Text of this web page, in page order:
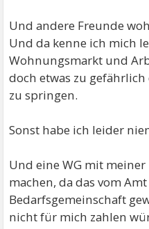
Und andere Freunde
Und da kenne ich mich
Wohnungsmarkt und
doch etwas zu
zu springen.
Sonst habe ich leider
Und eine WG mit
machen, da das vom
Bedarfsgemeinschaft
nicht für mich zahlen